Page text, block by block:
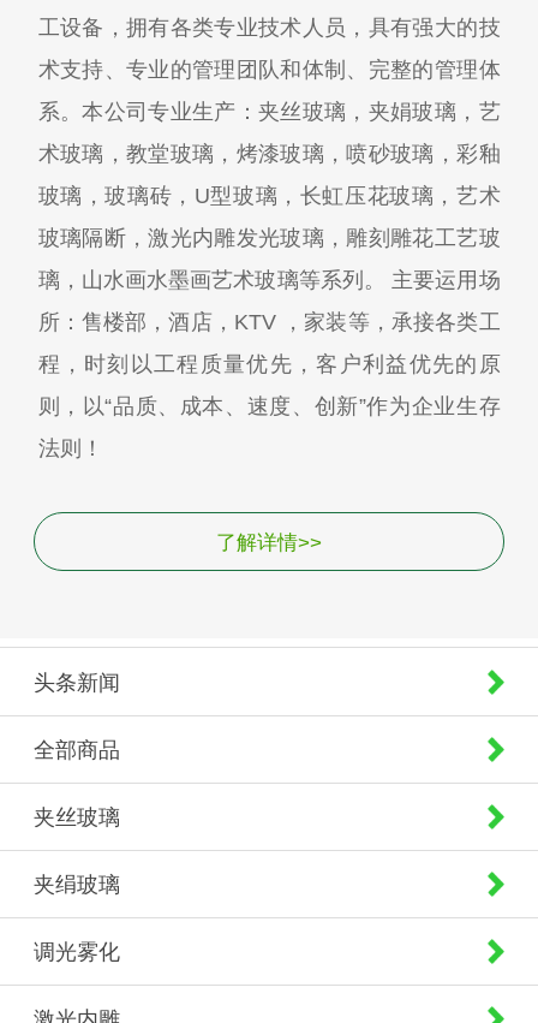
工设备，拥有各类专业技术人员，具有强大的技
术支持、专业的管理团队和体制、完整的管理体
系。本公司专业生产：夹丝玻璃，夹娟玻璃，艺
术玻璃，教堂玻璃，烤漆玻璃，喷砂玻璃，彩釉
玻璃，玻璃砖，U型玻璃，长虹压花玻璃，艺术
玻璃隔断，激光内雕发光玻璃，雕刻雕花工艺玻
璃，山水画水墨画艺术玻璃等系列。 主要运用场
所：售楼部，酒店，KTV ，家装等，承接各类工
程，时刻以工程质量优先，客户利益优先的原
则，以“品质、成本、速度、创新”作为企业生存
法则！
了解详情>>
头条新闻
全部商品
夹丝玻璃
夹绢玻璃
调光雾化